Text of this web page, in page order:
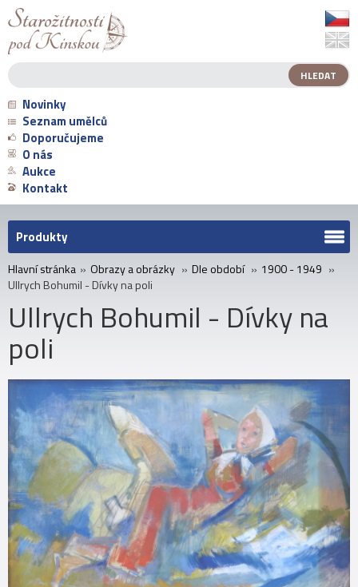
Novinky
Seznam umělců
Doporučujeme
O nás
Aukce
Kontakt
Produkty
Hlavní stránka » Obrazy a obrázky » Dle období » 1900 - 1949 »
Ullrych Bohumil - Dívky na poli
Ullrych Bohumil - Dívky na
poli